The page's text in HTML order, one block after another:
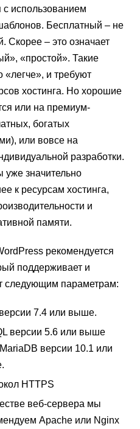
использованием
Бесплатный – не
Скорее – это означает
«простой». Такие
«легче», и требуют
хостинга. Но хорошие
или на премиум-
богатых
или вовсе на
разработки.
уже значительно
к ресурсам хостинга,
и
памяти.
рекомендуется
поддерживает и
следующим параметрам:
7.4 или выше.
версии 5.6 или выше
версии 10.1 или
HTTPS
веб-сервера мы
Apache или Nginx